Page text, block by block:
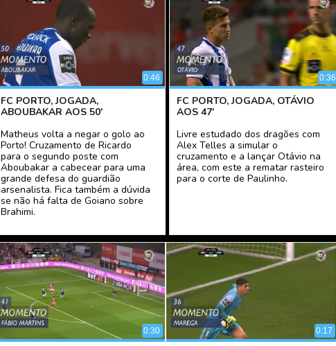
0:46
FC PORTO, JOGADA,
ABOUBAKAR AOS 50'
Matheus volta a negar o golo ao
Porto! Cruzamento de Ricardo
para o segundo poste com
Aboubakar a cabecear para uma
grande defesa do guardião
arsenalista. Fica também a dúvida
se não há falta de Goiano sobre
Brahimi.
0:36
FC PORTO, JOGADA, OTÁVIO
AOS 47'
Livre estudado dos dragões com
Alex Telles a simular o
cruzamento e a lançar Otávio na
área, com este a rematar rasteiro
para o corte de Paulinho.
0:30 0:17